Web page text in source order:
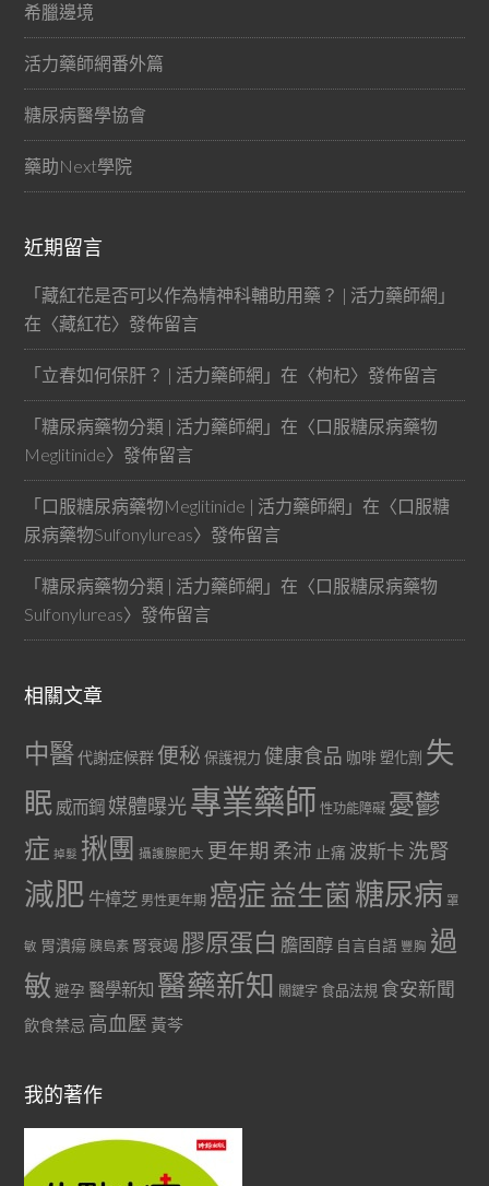
希臘邊境
活力藥師網番外篇
糖尿病醫學協會
藥助Next學院
近期留言
「藏紅花是否可以作為精神科輔助用藥？ | 活力藥師網 」
在〈藏紅花〉發佈留言
「立春如何保肝？ | 活力藥師網 」在〈枸杞〉發佈留言
「糖尿病藥物分類 | 活力藥師網 」在〈口服糖尿病藥物
Meglitinide〉發佈留言
「口服糖尿病藥物Meglitinide | 活力藥師網 」在〈口服糖
尿病藥物Sulfonylureas〉發佈留言
「糖尿病藥物分類 | 活力藥師網 」在〈口服糖尿病藥物
Sulfonylureas〉發佈留言
相關文章
中醫代謝症候群 便秘 保護視力 健康食品 咖啡 塑化劑 失
眠 威而鋼 媒體曝光專業藥師 性功能障礙 憂鬱
症 掉髮 揪團 攝護腺肥大 更年期 柔沛 止痛 波斯卡 洗腎
減肥 牛樟芝 男性更年期 癌症益生菌 糖尿病 罩
敏 胃潰瘍 胰島素 腎衰竭 膠原蛋白 膽固醇 自言自語 豐胸 過
敏 避孕 醫學新知 醫藥新知 關鍵字 食品法規 食安新聞
飲食禁忌 高血壓 黃芩
我的著作